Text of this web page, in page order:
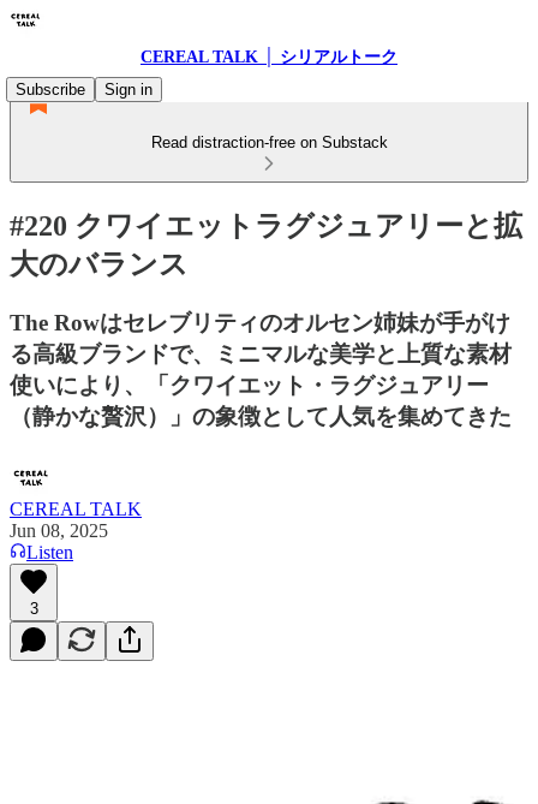
CEREAL TALK │ シリアルトーク
Subscribe
Sign in
Read distraction-free on Substack
#220 クワイエットラグジュアリーと拡
大のバランス
The Rowはセレブリティのオルセン姉妹が手がけ
る高級ブランドで、ミニマルな美学と上質な素材
使いにより、「クワイエット・ラグジュアリー
（静かな贅沢）」の象徴として人気を集めてきた
CEREAL TALK
Jun 08, 2025
Listen
3